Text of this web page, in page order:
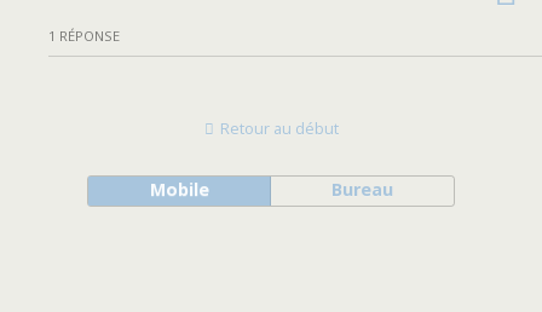
1 RÉPONSE
Retour au début
Mobile Bureau